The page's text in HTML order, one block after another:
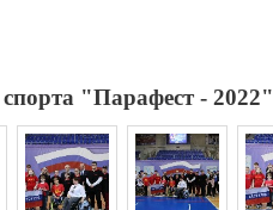
"Парафест - 2022"